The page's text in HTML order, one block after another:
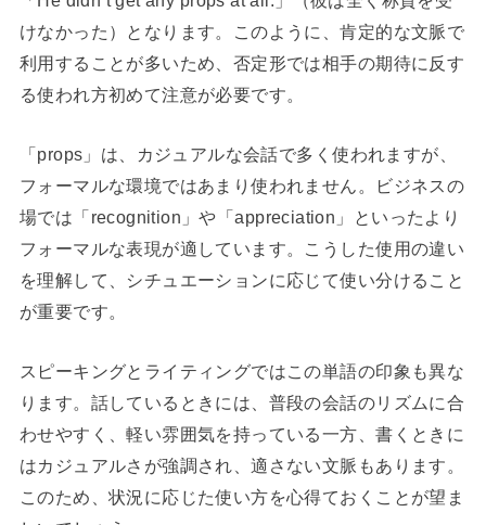
けなかった）となります。このように、肯定的な文脈で
利用することが多いため、否定形では相手の期待に反す
る使われ方初めて注意が必要です。
「props」は、カジュアルな会話で多く使われますが、
フォーマルな環境ではあまり使われません。ビジネスの
場では「recognition」や「appreciation」といったより
フォーマルな表現が適しています。こうした使用の違い
を理解して、シチュエーションに応じて使い分けること
が重要です。
スピーキングとライティングではこの単語の印象も異な
ります。話しているときには、普段の会話のリズムに合
わせやすく、軽い雰囲気を持っている一方、書くときに
はカジュアルさが強調され、適さない文脈もあります。
このため、状況に応じた使い方を心得ておくことが望ま